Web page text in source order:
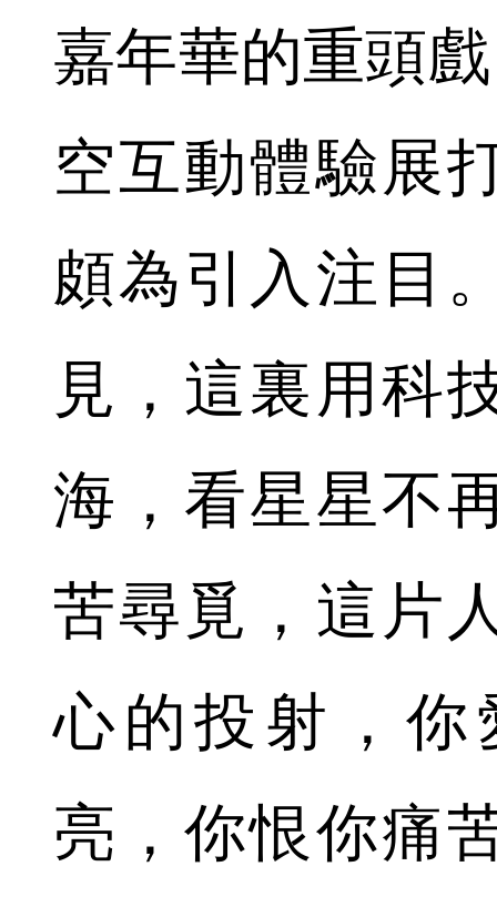
嘉年華的重頭
空互動體驗展
頗為引入注目
見，這裏用科
海，看星星不
苦尋覓，這片
心的投射，你
亮，你恨你痛